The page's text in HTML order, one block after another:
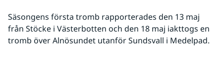
Säsongens första tromb rapporterades den 13 maj
från Stöcke i Västerbotten och den 18 maj iakttogs en
tromb över Alnösundet utanför Sundsvall i Medelpad.